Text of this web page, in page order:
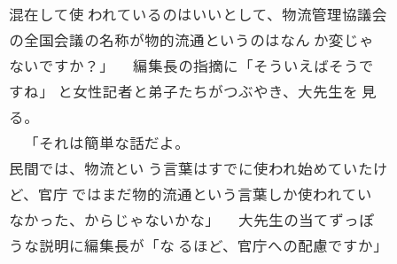
混在して使 われているのはいいとして、物流管理協議会
の全国会議の名称が物的流通というのはなん か変じゃ
ないですか？」 編集長の指摘に「そういえばそうで
すね」 と女性記者と弟子たちがつぶやき、大先生を 見
る。
「それは簡単な話だよ。
民間では、物流とい う言葉はすでに使われ始めていたけ
ど、官庁 ではまだ物的流通という言葉しか使われてい
なかった、からじゃないかな」 大先生の当てずっぽ
うな説明に編集長が「な るほど、官庁への配慮ですか」